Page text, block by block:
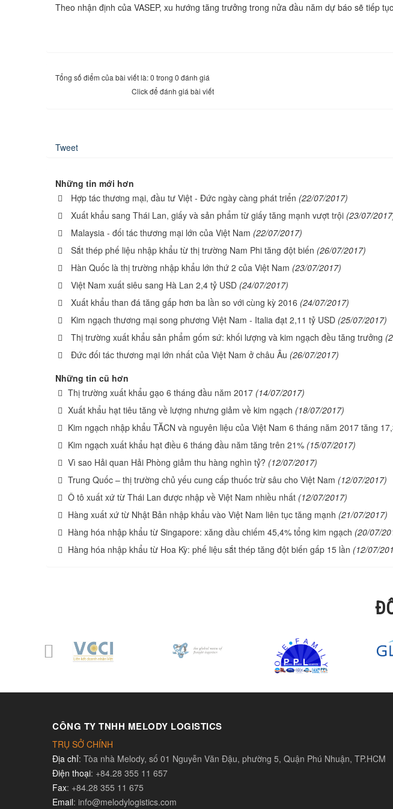
Theo nhận định của VASEP, xu hướng tăng trưởng trong nửa đầu năm dự báo sẽ tiếp
Tổng số điểm của bài viết là: 0 trong 0 đánh giá
Click để đánh giá bài viết
Tweet
Những tin mới hơn
Hợp tác thương mại, đầu tư Việt - Đức ngày càng phát triển (22/07/2017)
Xuất khẩu sang Thái Lan, giấy và sản phẩm từ giấy tăng mạnh vượt trội (23/07/
Malaysia - đối tác thương mại lớn của Việt Nam (22/07/2017)
Sắt thép phế liệu nhập khẩu từ thị trường Nam Phi tăng đột biến (26/07/2017)
Hàn Quốc là thị trường nhập khẩu lớn thứ 2 của Việt Nam (23/07/2017)
Việt Nam xuất siêu sang Hà Lan 2,4 tỷ USD (24/07/2017)
Xuất khẩu than đá tăng gấp hơn ba lần so với cùng kỳ 2016 (24/07/2017)
Kim ngạch thương mại song phương Việt Nam - Italia đạt 2,11 tỷ USD (25/07/2017)
Thị trường xuất khẩu sản phẩm gốm sứ: khối lượng và kim ngạch đều tăng trưởng
Đức đối tác thương mại lớn nhất của Việt Nam ở châu Âu (26/07/2017)
Những tin cũ hơn
Thị trường xuất khẩu gạo 6 tháng đầu năm 2017 (14/07/2017)
Xuất khẩu hạt tiêu tăng về lượng nhưng giảm về kim ngạch (18/07/2017)
Kim ngạch nhập khẩu TĂCN và nguyên liệu của Việt Nam 6 tháng năm 2017 tăng
Kim ngạch xuất khẩu hạt điều 6 tháng đầu năm tăng trên 21% (15/07/2017)
Vì sao Hải quan Hải Phòng giảm thu hàng nghìn tỷ? (12/07/2017)
Trung Quốc – thị trường chủ yếu cung cấp thuốc trừ sâu cho Việt Nam (12/07/2017)
Ô tô xuất xứ từ Thái Lan được nhập về Việt Nam nhiều nhất (12/07/2017)
Hàng xuất xứ từ Nhật Bản nhập khẩu vào Việt Nam liên tục tăng mạnh (21/07/2017)
Hàng hóa nhập khẩu từ Singapore: xăng dầu chiếm 45,4% tổng kim ngạch (20/07/
Hàng hóa nhập khẩu từ Hoa Kỳ: phế liệu sắt thép tăng đột biến gấp 15 lần (12/07/
CÔNG TY TNHH MELODY LOGISTICS
TRỤ SỞ CHÍNH
Địa chỉ: Tòa nhà Melody, số 01 Nguyễn Văn Đậu, phường 5, Quận Phú Nhuận, TP.HCM
Điện thoại: +84.28 355 11 657
Fax: +84.28 355 11 675
Email: info@melodylogistics.com